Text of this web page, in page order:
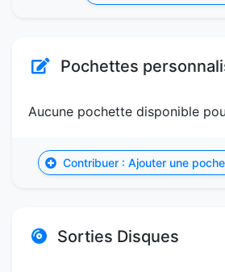
Pochettes
Aucune pochette disponible
Contribuer : Ajouter une
Sorties Disques